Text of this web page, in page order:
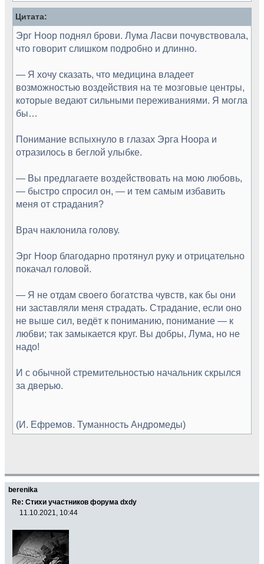
Цитата:
Эрг Ноор поднял брови. Лума Ласви почувствовала,
что говорит слишком подробно и длинно.
— Я хочу сказать, что медицина владеет
возможностью воздействия на те мозговые центры,
которые ведают сильными переживаниями. Я могла
бы…
Понимание вспыхнуло в глазах Эрга Ноора и
отразилось в беглой улыбке.
— Вы предлагаете воздействовать на мою любовь,
— быстро спросил он, — и тем самым избавить
меня от страдания?
Врач наклонила голову.
Эрг Ноор благодарно протянул руку и отрицательно
покачал головой.
— Я не отдам своего богатства чувств, как бы они
ни заставляли меня страдать. Страдание, если оно
не выше сил, ведёт к пониманию, понимание — к
любви; так замыкается круг. Вы добры, Лума, но не
надо!
И с обычной стремительностью начальник скрылся
за дверью.
(И. Ефремов. Туманность Андромеды)
berenika
Re: Стихи участников форума dxdy
11.10.2021, 10:44